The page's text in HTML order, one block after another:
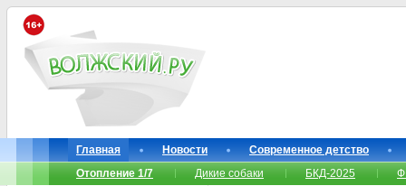
Главная Новости
Современное детство
Отопление 1/7
Дикие собаки БКД-2025